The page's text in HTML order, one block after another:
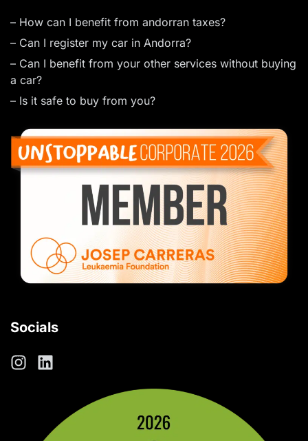
– How can I benefit from andorran taxes?
– Can I register my car in Andorra?
– Can I benefit from your other services without buying
a car?
– Is it safe to buy from you?
Socials